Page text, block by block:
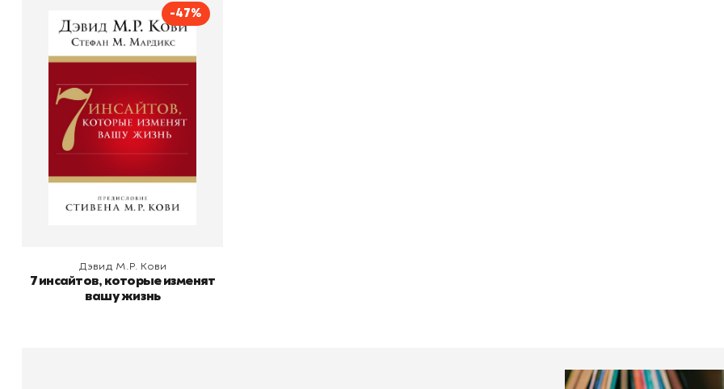
-47%
7 инсайтов, которые
изменят вашу жизнь
Издательство
Эксмо
В корзину
Дэвид М.Р. Кови
7 инсайтов, которые изменят
вашу жизнь